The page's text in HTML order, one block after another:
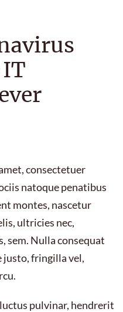
consectetuer
natoque penatibus
montes, nascetur
ultricies nec,
sem. Nulla consequat
justo, fringilla vel,
pulvinar, hendrerit